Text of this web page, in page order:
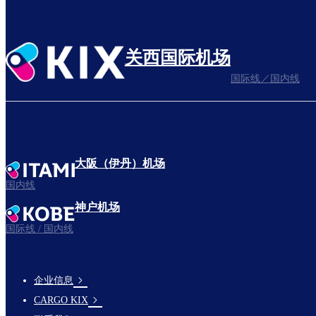
关西国际机场
国际线／国内线
大阪（伊丹）机场
国内线
神户机场
国际线 / 国内线
footer-
企业信息
CARGO KIX